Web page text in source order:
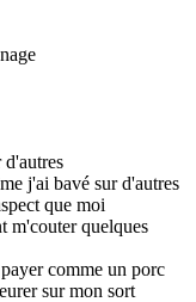
j'ai bavé sur d'autres
que moi
m'couter quelques
comme un porc
sur mon sort